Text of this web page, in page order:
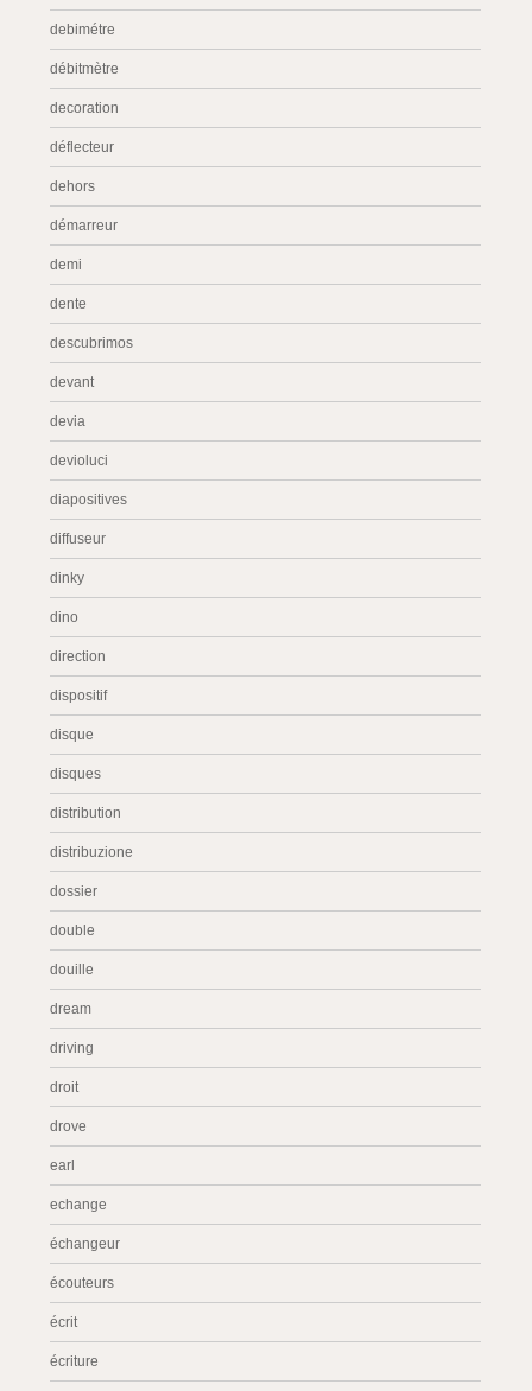
debimétre
débitmètre
decoration
déflecteur
dehors
démarreur
demi
dente
descubrimos
devant
devia
devioluci
diapositives
diffuseur
dinky
dino
direction
dispositif
disque
disques
distribution
distribuzione
dossier
double
douille
dream
driving
droit
drove
earl
echange
échangeur
écouteurs
écrit
écriture